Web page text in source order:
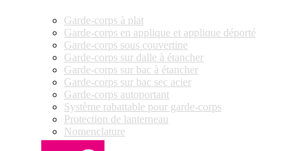
Garde-corps à plat
Garde-corps en applique et applique déporté
Garde-corps sous couvertine
Garde-corps sur dalle à étancher
Garde-corps sur bac à étancher
Garde-corps sur bac sec acier
Garde-corps autoportant
Système rabattable pour garde-corps
Protection de lanterneau
Nomenclature